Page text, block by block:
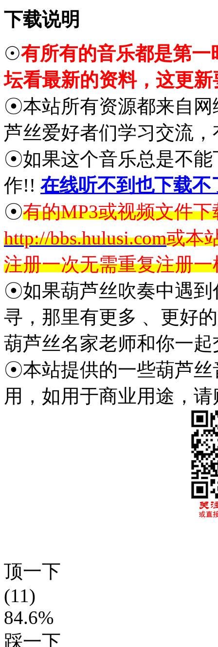
下载说明
☉有所有的音乐都是第
坛看最新的资料，这更
☉本站所有资源都来自网
芦丝爱好者们学习交流
☉如果这个音乐总是不能
作!! 在线听不到也下载不
☉有的MP3或视频文件
http://bbs.hulusi.com或本
注册一次无需重复注册
☉如果葫芦丝吹奏中遇到
寻，那里有更多 、更好
葫芦丝名家老师和你一起
☉本站提供的一些葫芦丝
用，如用于商业用途，
顶一下
(11)
84.6%
踩一下